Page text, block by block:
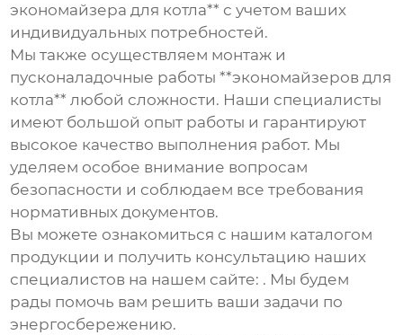
экономайзера для котла** с учетом ваших
индивидуальных потребностей.
Мы также осуществляем монтаж и
пусконаладочные работы **экономайзеров для
котла** любой сложности. Наши специалисты
имеют большой опыт работы и гарантируют
высокое качество выполнения работ. Мы
уделяем особое внимание вопросам
безопасности и соблюдаем все требования
нормативных документов.
Вы можете ознакомиться с нашим каталогом
продукции и получить консультацию наших
специалистов на нашем сайте: . Мы будем
рады помочь вам решить ваши задачи по
энергосбережению.